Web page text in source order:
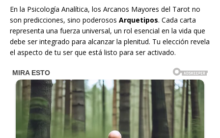
En la Psicología Analítica, los Arcanos Mayores del Tarot no
son predicciones, sino poderosos Arquetipos. Cada carta
representa una fuerza universal, un rol esencial en la vida que
debe ser integrado para alcanzar la plenitud. Tu elección revela
el aspecto de tu ser que está listo para ser activado.